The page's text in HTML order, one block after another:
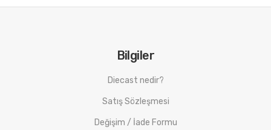
Bilgiler
Diecast nedir?
Satış Sözleşmesi
Değişim / İade Formu